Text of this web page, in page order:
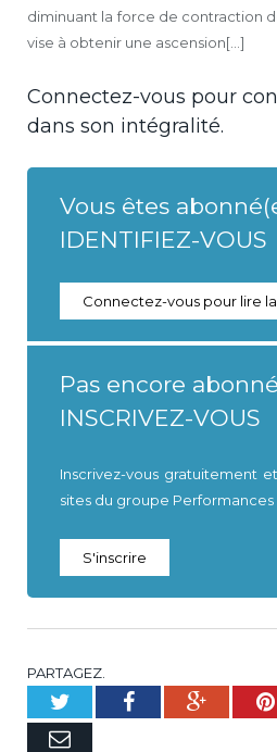
diminuant la force de contraction
vise à obtenir une ascension[...]
Connectez-vous pour
dans son intégralité.
Vous êtes
IDENTIFIEZ-VOUS
Connectez-vous pour lire
Pas encore
INSCRIVEZ-VOUS
Inscrivez-vous gratuitement
sites du groupe
S'inscrire
PARTAGEZ.
TwitterFacebookGoogle+
E-